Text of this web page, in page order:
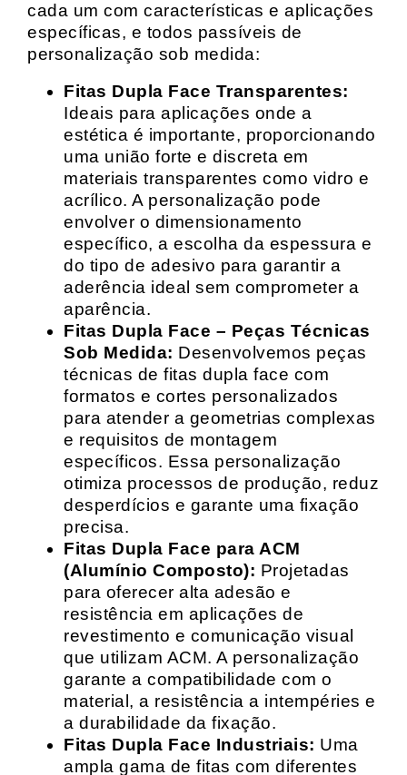
cada um com características e aplicações
específicas, e todos passíveis de
personalização sob medida:
Fitas Dupla Face Transparentes:
Ideais para aplicações onde a
estética é importante, proporcionando
uma união forte e discreta em
materiais transparentes como vidro e
acrílico. A personalização pode
envolver o dimensionamento
específico, a escolha da espessura e
do tipo de adesivo para garantir a
aderência ideal sem comprometer a
aparência.
Fitas Dupla Face – Peças Técnicas
Sob Medida: Desenvolvemos peças
técnicas de fitas dupla face com
formatos e cortes personalizados
para atender a geometrias complexas
e requisitos de montagem
específicos. Essa personalização
otimiza processos de produção, reduz
desperdícios e garante uma fixação
precisa.
Fitas Dupla Face para ACM
(Alumínio Composto): Projetadas
para oferecer alta adesão e
resistência em aplicações de
revestimento e comunicação visual
que utilizam ACM. A personalização
garante a compatibilidade com o
material, a resistência a intempéries e
a durabilidade da fixação.
Fitas Dupla Face Industriais: Uma
ampla gama de fitas com diferentes